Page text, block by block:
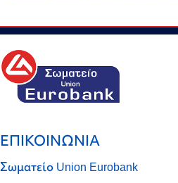
ΕΠΙΚΟΙΝΩΝΙΑ
Σωματείο Union Eurobank